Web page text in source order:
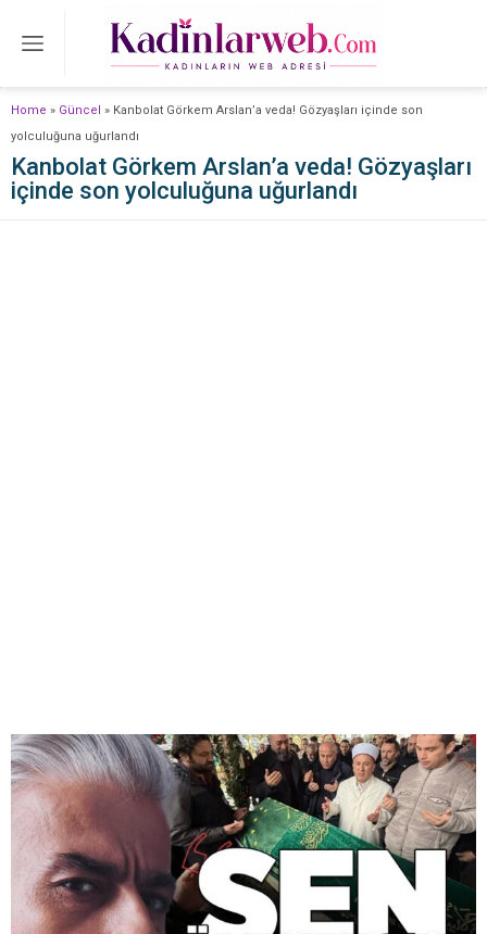
Home » Güncel » Kanbolat Görkem Arslan’a veda! Gözyaşları içinde son
yolculuğuna uğurlandı
Kanbolat Görkem Arslan’a veda! Gözyaşları
içinde son yolculuğuna uğurlandı